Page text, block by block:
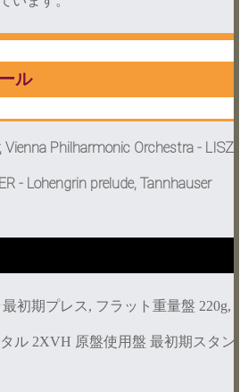
ル
Philharmonic Orchestra - LISZT
- Lohengrin prelude, Tannhauser
初期プレス, フラット重量盤 220g, 英
ル 2XVH 原盤使用盤 最初期スタン